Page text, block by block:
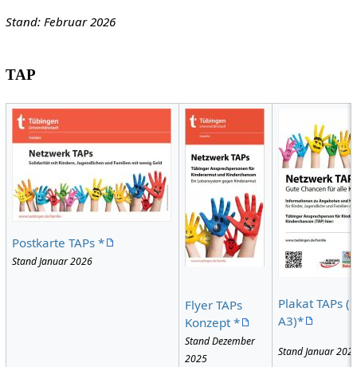
Stand: Februar 2026
TAP
Postkarte TAPs *
Stand Januar 2026
Flyer TAPs
Konzept *
Stand Dezember
2025
Plakat TAPs
A3)*
Stand Januar